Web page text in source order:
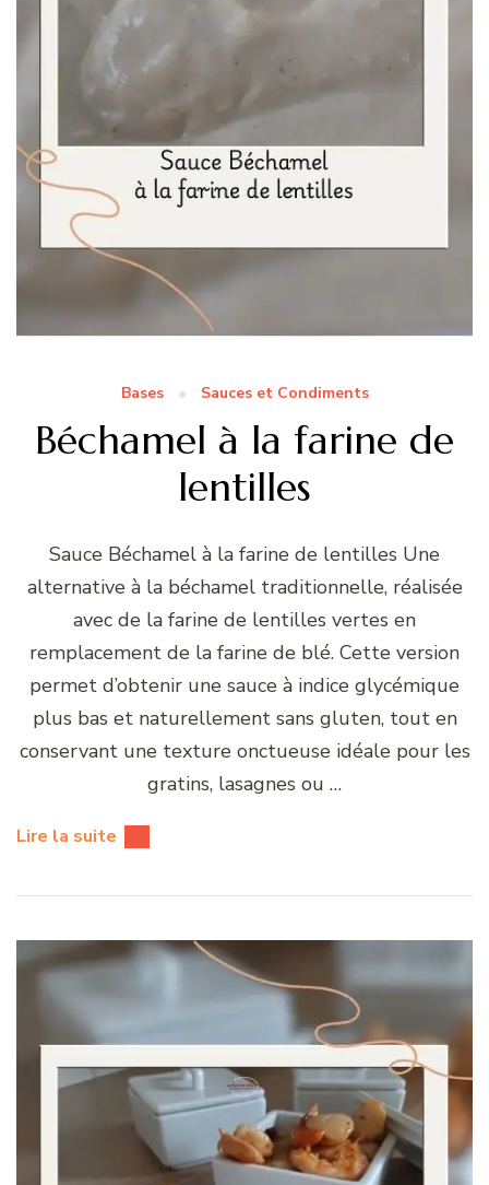
Bases Sauces et Condiments
Béchamel à la farine de
lentilles
Sauce Béchamel à la farine de lentilles Une
alternative à la béchamel traditionnelle, réalisée
avec de la farine de lentilles vertes en
remplacement de la farine de blé. Cette version
permet d’obtenir une sauce à indice glycémique
plus bas et naturellement sans gluten, tout en
conservant une texture onctueuse idéale pour les
gratins, lasagnes ou …
Lire la suite